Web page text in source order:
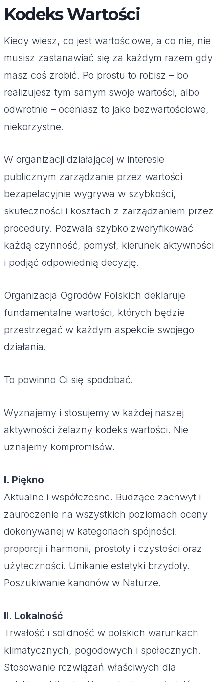
Kodeks Wartości
Kiedy wiesz, co jest wartościowe, a co nie, nie
musisz zastanawiać się za każdym razem gdy
masz coś zrobić. Po prostu to robisz – bo
realizujesz tym samym swoje wartości, albo
odwrotnie – oceniasz to jako bezwartościowe,
niekorzystne.
W organizacji działającej w interesie
publicznym zarządzanie przez wartości
bezapelacyjnie wygrywa w szybkości,
skuteczności i kosztach z zarządzaniem przez
procedury. Pozwala szybko zweryfikować
każdą czynność, pomysł, kierunek aktywności
i podjąć odpowiednią decyzję.
Organizacja Ogrodów Polskich deklaruje
fundamentalne wartości, których będzie
przestrzegać w każdym aspekcie swojego
działania.
To powinno Ci się spodobać.
Wyznajemy i stosujemy w każdej naszej
aktywności żelazny kodeks wartości. Nie
uznajemy kompromisów.
I. Piękno
Aktualne i współczesne. Budzące zachwyt i
zauroczenie na wszystkich poziomach oceny
dokonywanej w kategoriach spójności,
proporcji i harmonii, prostoty i czystości oraz
użyteczności. Unikanie estetyki brzydoty.
Poszukiwanie kanonów w Naturze.
II. Lokalność
Trwałość i solidność w polskich warunkach
klimatycznych, pogodowych i społecznych.
Stosowanie rozwiązań właściwych dla